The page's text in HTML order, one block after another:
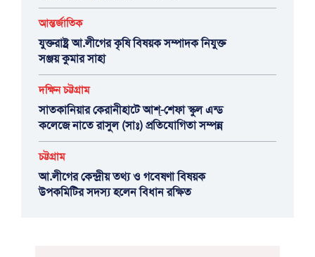
আন্তর্জাতিক
যুক্তরাষ্ট্র আ.লীগের কৃষি বিষয়ক সম্পাদক নিযুক্ত
সঞ্জয় কুমার সাহা
দক্ষিন চট্টগ্রাম
সাতকানিয়ার কেরানীহাটে আশ্-শেফা স্কুল এন্ড
কলেজে নাতে রাসুল (সাঃ) প্রতিযোগিতা সম্পন্ন
চট্টগ্রাম
আ.লীগের কেন্দ্রীয় তথ্য ও গবেষণা বিষয়ক
উপকমিটির সদস্য হলেন বিধান রক্ষিত